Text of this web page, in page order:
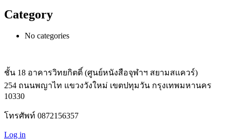
Category
No categories
ชั้น 18 อาคารวิทยกิตติ์ (ศูนย์หนังสือจุฬาฯ สยามสแควร์)
254 ถนนพญาไท แขวงวังใหม่ เขตปทุมวัน กรุงเทพมหานคร
10330
โทรศัพท์ 0872156357
Log in